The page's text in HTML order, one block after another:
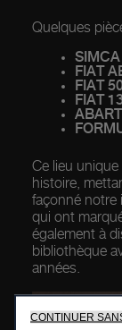
Quelques
FIAT
FIAT
FIAT
Ce lieu
histoire,
façonné notre
qui ont
également à
bibliothèque
années.
CONTINUER